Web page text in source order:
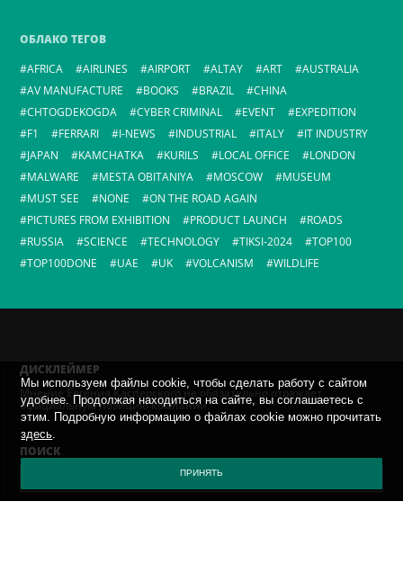
ОБЛАКО ТЕГОВ
AFRICA
AIRLINES AIRPORT ALTAY ART
AUSTRALIA
AV MANUFACTURE
BOOKS BRAZIL
CHINA
CHTOGDEKOGDA
CYBER CRIMINAL EVENT
EXPEDITION
F1
FERRARI I-NEWS INDUSTRIAL ITALY
IT INDUSTRY
JAPAN
KAMCHATKA KURILS LOCAL OFFICE
LONDON
MALWARE
MESTA OBITANIYA MOSCOW
MUSEUM
MUST SEE
NONE
ON THE ROAD AGAIN
PICTURES FROM EXHIBITION
PRODUCT LAUNCH
ROADS
RUSSIA
SCIENCE TECHNOLOGY TIKSI-2024
TOP100
TOP100DONE
UAE UK VOLCANISM WILDLIFE
ДИСКЛЕЙМЕР
Мнение Евгения Касперского не обязательно отражает
официальную позицию компании.
ПОИСК
Мы используем файлы cookie, чтобы сделать работу с сайтом
удобнее. Продолжая находиться на сайте, вы соглашаетесь с
этим. Подробную информацию о файлах cookie можно прочитать
здесь.
ПРИНЯТЬ